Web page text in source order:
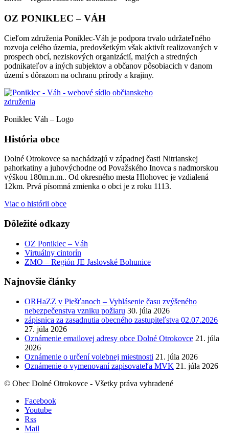
OZ PONIKLEC – VÁH
Cieľom združenia Poniklec-Váh je podpora trvalo udržateľného
rozvoja celého územia, predovšetkým však aktivít realizovaných v
prospech obcí, neziskových organizácií, malých a stredných
podnikateľov a iných subjektov a občanov pôsobiacich v danom
území s dôrazom na ochranu prírody a krajiny.
Poniklec Váh – Logo
História obce
Dolné Otrokovce sa nachádzajú v západnej časti Nitrianskej
pahorkatiny a juhovýchodne od Považského Inovca s nadmorskou
výškou 180m.n.m.. Od okresného mesta Hlohovec je vzdialená
12km. Prvá písomná zmienka o obci je z roku 1113.
Viac o histórii obce
Dôležité odkazy
OZ Poniklec – Váh
Virtuálny cintorín
ZMO – Región JE Jaslovské Bohunice
Najnovšie články
ORHaZZ v Piešťanoch – Vyhlásenie času zvýšeného
nebezpečenstva vzniku požiaru 30. júla 2026
zápisnica za zasadnutia obecného zastupiteľstva 02.07.2026
27. júla 2026
Oznámenie emailovej adresy obce Dolné Otrokovce 21. júla
2026
Oznámenie o určení volebnej miestnosti 21. júla 2026
Oznámenie o vymenovaní zapisovateľa MVK 21. júla 2026
© Obec Dolné Otrokovce - Všetky práva vyhradené
Facebook
Youtube
Rss
Mail